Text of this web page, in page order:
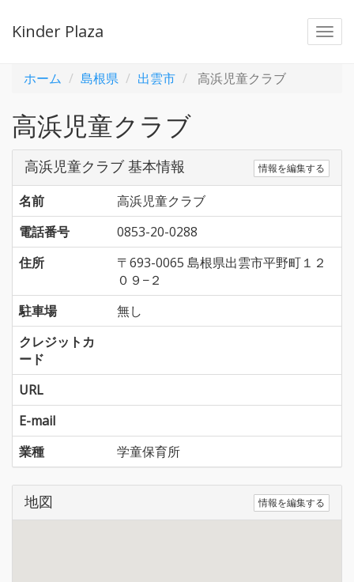
Kinder Plaza
ホーム 島根県 出雲市 高浜児童クラブ
高浜児童クラブ
高浜児童クラブ 基本情報 情報を編集する
名前
高浜児童クラブ
電話番号
0853-20-0288
住所
〒693-0065 島根県出雲市平野町１２
０９−２
駐車場
無し
クレジットカ
ード
URL
E-mail
業種
学童保育所
地図 情報を編集する